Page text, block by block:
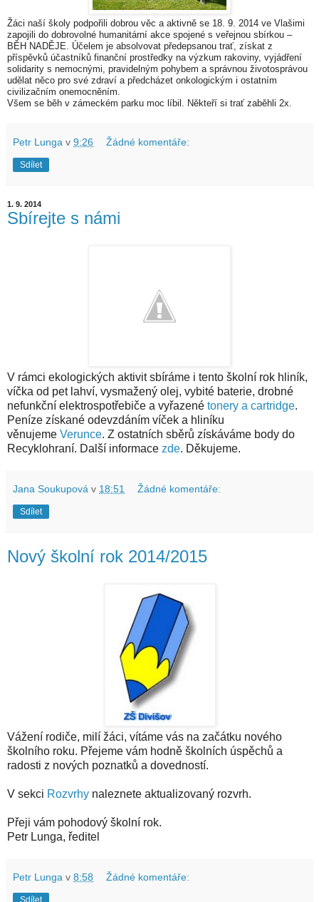
Žáci naší školy podpořili dobrou věc a aktivně se 18. 9. 2014 ve Vlašimi
zapojili do dobrovolné humanitární akce spojené s veřejnou sbírkou –
BĚH NADĚJE. Účelem je absolvovat předepsanou trať, získat z
příspěvků účastníků finanční prostředky na výzkum rakoviny, vyjádření
solidarity s nemocnými, pravidelným pohybem a správnou životosprávou
udělat něco pro své zdraví a předcházet onkologickým i ostatním
civilizačním onemocněním.
Všem se běh v zámeckém parku moc líbil. Někteří si trať zaběhli 2x.
Petr Lunga v 9:26 Žádné komentáře:
Sdílet
1. 9. 2014
Sbírejte s námi
V rámci ekologických aktivit sbíráme i tento školní rok hliník,
víčka od pet lahví, vysmažený olej, vybité baterie, drobné
nefunkční elektrospotřebiče a vyřazené tonery a cartridge.
Peníze získané odevzdáním víček a hliníku
věnujeme Verunce. Z ostatních sběrů získáváme body do
Recyklohraní. Další informace zde. Děkujeme.
Jana Soukupová v 18:51 Žádné komentáře:
Sdílet
Nový školní rok 2014/2015
Vážení rodiče, milí žáci, vítáme vás na začátku nového
školního roku. Přejeme vám hodně školních úspěchů a
radosti z nových poznatků a dovedností.
V sekci Rozvrhy naleznete aktualizovaný rozvrh.
Přeji vám pohodový školní rok.
Petr Lunga, ředitel
Petr Lunga v 8:58 Žádné komentáře:
Sdílet